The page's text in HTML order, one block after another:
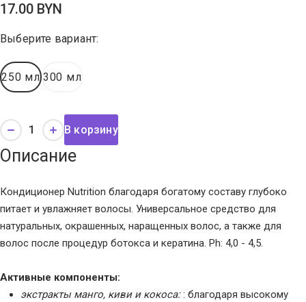
17.00 BYN
Выберите вариант:
250 мл 300 мл
В корзину
Описание
Кондиционер Nutrition благодаря богатому составу глубоко
питает и увлажняет волосы. Универсальное средство для
натуральных, окрашенных, наращенных волос, а также для
волос после процедур ботокса и кератина. Ph: 4,0 - 4,5.
Активные компоненты:
экстракты манго, киви и кокоса:: благодаря высокому